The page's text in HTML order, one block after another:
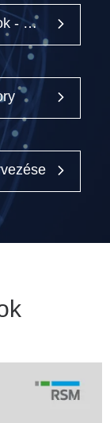
Digitális adózási megoldások - Connectax